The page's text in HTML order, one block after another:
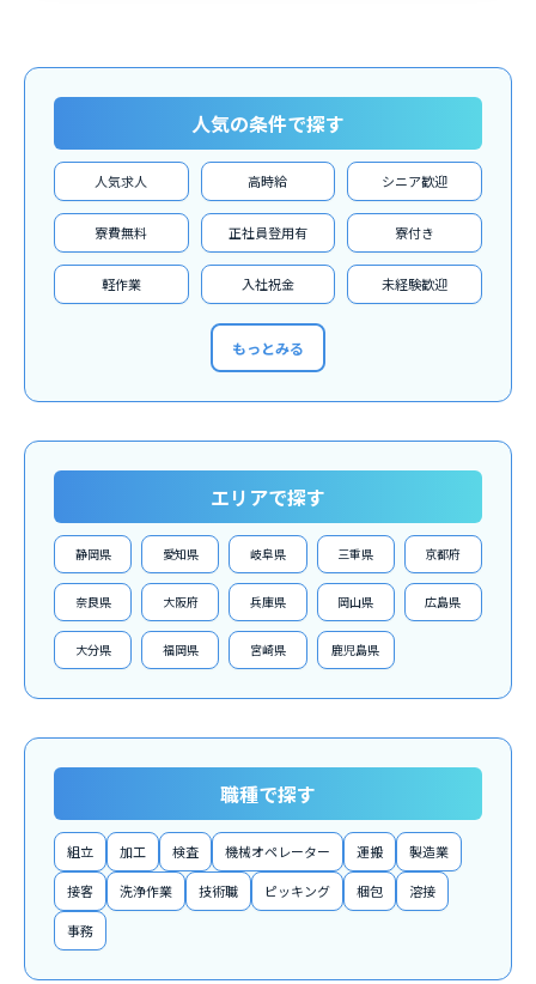
人気の条件で探す
人気求人 高時給 シニア歓迎
寮費無料 正社員登用有 寮付き
軽作業 入社祝金 未経験歓迎
もっとみる
エリアで探す
静岡県 愛知県 岐阜県 三重県 京都府
奈良県 大阪府 兵庫県 岡山県 広島県
大分県 福岡県 宮崎県 鹿児島県
職種で探す
組立 加工 検査 機械オペレーター 運搬 製造業
接客 洗浄作業 技術職 ピッキング 梱包 溶接
事務